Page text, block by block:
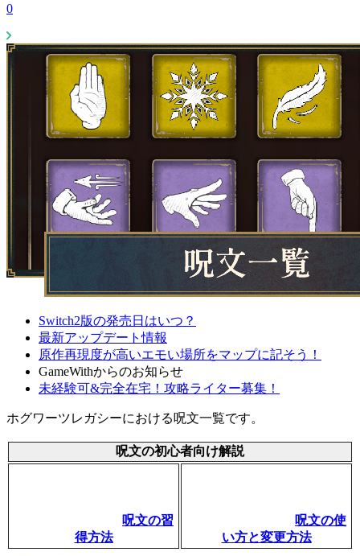
0
Switch2版の発売日はいつ？
最新アップデート情報
原作再現度が高いエモい場所をマップに記そう！
GameWithからのお知らせ
未経験可&完全在宅！攻略ライター募集！
ホグワーツレガシーにおける呪文一覧です。
呪文の初心者向け解説
呪文の習
得方法
呪文の使
い方と変更方法